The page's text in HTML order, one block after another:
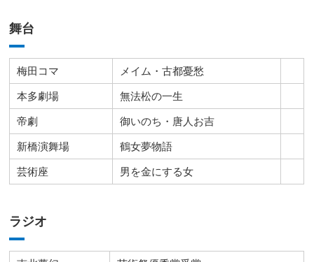
舞台
梅田コマ
メイム・古都憂愁
本多劇場
無法松の一生
帝劇
御いのち・唐人お吉
新橋演舞場
鶴女夢物語
芸術座
男を金にする女
ラジオ